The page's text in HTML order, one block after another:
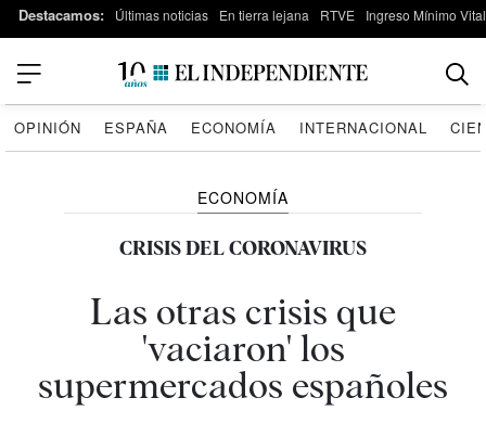
Destacamos: Últimas noticias En tierra lejana RTVE Ingreso Mínimo Vital
OPINIÓN ESPAÑA ECONOMÍA INTERNACIONAL
ECONOMÍA
CRISIS DEL CORONAVIRUS
Las otras crisis que
'vaciaron' los
supermercados españoles